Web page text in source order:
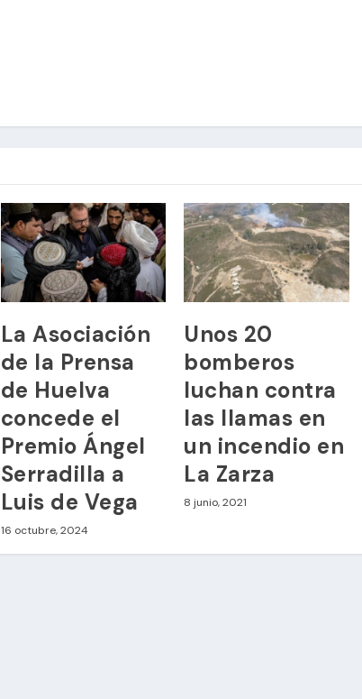
La Asociación
de la Prensa
de Huelva
concede el
Premio Ángel
Serradilla a
Luis de Vega
16 octubre, 2024
Unos 20
bomberos
luchan contra
las llamas en
un incendio en
La Zarza
8 junio, 2021